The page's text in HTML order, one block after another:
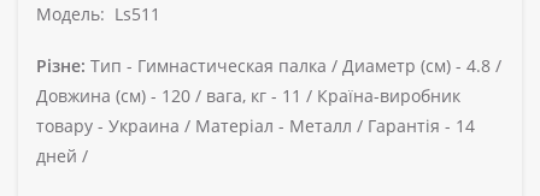
Модель: Ls511
Різне: Тип - Гимнастическая палка / Диаметр (см) - 4.8 /
Довжина (см) - 120 / вага, кг - 11 / Країна-виробник
товару - Украина / Матеріал - Металл / Гарантія - 14
дней /